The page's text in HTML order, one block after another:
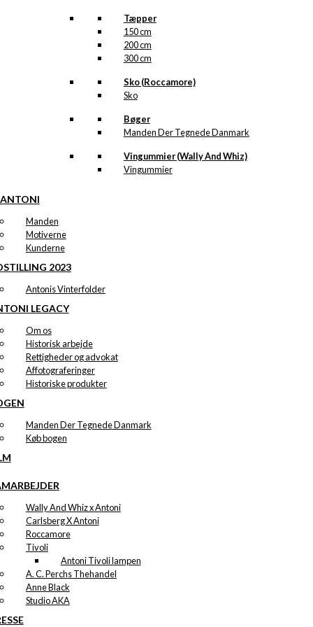
Tæpper
150 cm
200 cm
300 cm
Sko (Roccamore)
Sko
Bøger
Manden Der Tegnede Danmark
Vingummier (Wally And Whiz)
Vingummier
Manden
Motiverne
Kunderne
2023
Antonis Vinterfolder
LEGACY
Om os
Historisk arbejde
Rettigheder og advokat
Affotograferinger
Historiske produkter
Manden Der Tegnede Danmark
Køb bogen
Wally And Whiz x Antoni
Carlsberg X Antoni
Roccamore
Tivoli
Antoni Tivoli lampen
A. C. Perchs Thehandel
Anne Black
Studio AKA